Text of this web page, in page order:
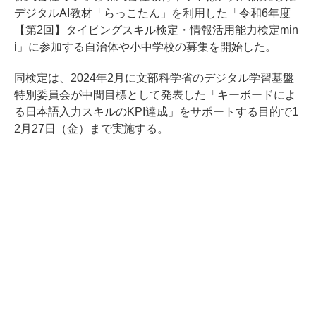
デジタルAI教材「らっこたん」を利用した「令和6年度
【第2回】タイピングスキル検定・情報活用能力検定min
i」に参加する自治体や小中学校の募集を開始した。
同検定は、2024年2月に文部科学省のデジタル学習基盤
特別委員会が中間目標として発表した「キーボードによ
る日本語入力スキルのKPI達成」をサポートする目的で1
2月27日（金）まで実施する。